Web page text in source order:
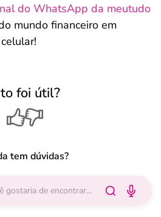
do WhatsApp da meutudo
mundo financeiro em
foi útil?
tem dúvidas?